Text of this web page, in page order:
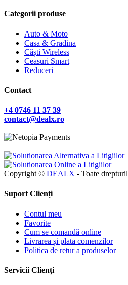
Categorii produse
Auto & Moto
Casa & Gradina
Căști Wireless
Ceasuri Smart
Reduceri
Contact
+4 0746 11 37 39
contact@dealx.ro
Copyright © DEALX - Toate
Suport Clienți
Contul meu
Favorite
Cum se comandă online
Livrarea și plata comenzilor
Politica de retur a produselor
Servicii Clienți